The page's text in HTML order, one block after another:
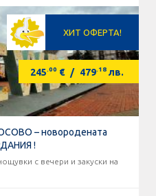
ХИТ ОФЕРТА!
245.00 € / 479.18 лв.
– новородената
!
с вечери и закуски на